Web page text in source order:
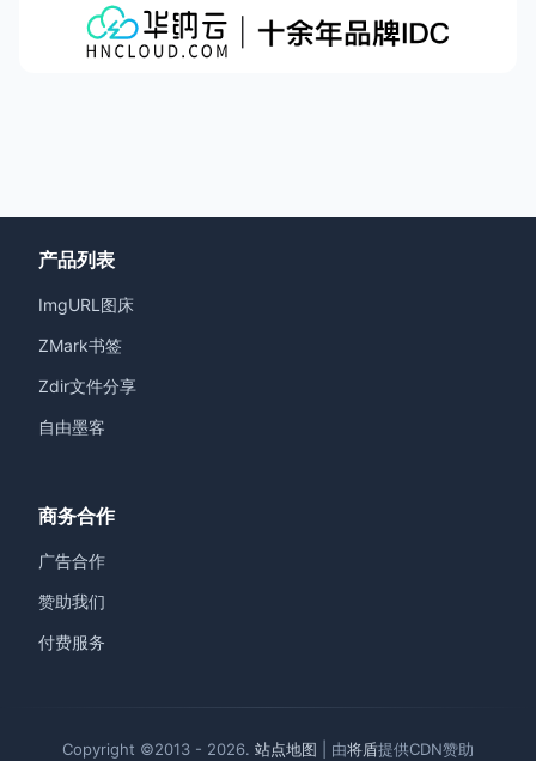
产品列表
ImgURL图床
ZMark书签
Zdir文件分享
自由墨客
商务合作
广告合作
赞助我们
付费服务
Copyright ©2013 - 2026. 站点地图 | 由将盾提供CDN赞助